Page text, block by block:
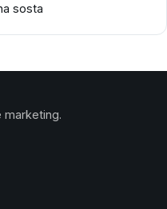
sosta
marketing.